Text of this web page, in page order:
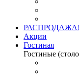
РАСПРОДАЖА!
Акции
Гостиная
Гостиные